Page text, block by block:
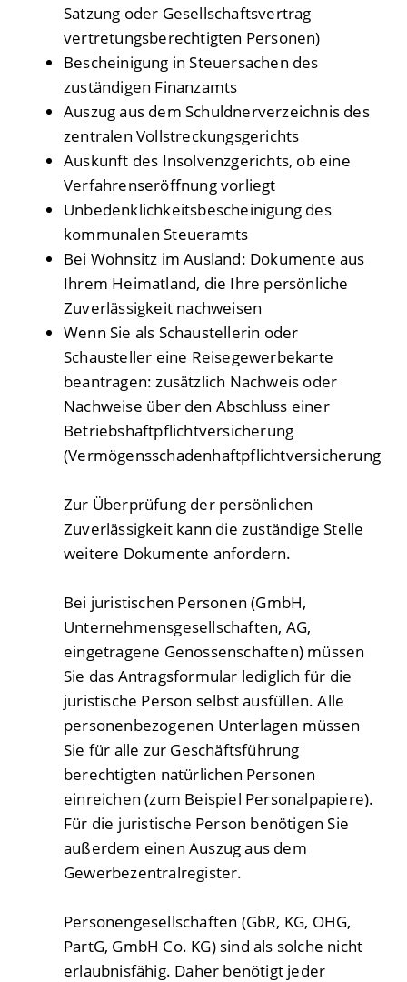
Satzung oder Gesellschaftsvertrag
vertretungsberechtigten Personen)
Bescheinigung in Steuersachen des
zuständigen Finanzamts
Auszug aus dem Schuldnerverzeichnis des
zentralen Vollstreckungsgerichts
Auskunft des Insolvenzgerichts, ob eine
Verfahrenseröffnung vorliegt
Unbedenklichkeitsbescheinigung des
kommunalen Steueramts
Bei Wohnsitz im Ausland: Dokumente aus
Ihrem Heimatland, die Ihre persönliche
Zuverlässigkeit nachweisen
Wenn Sie als Schaustellerin oder
Schausteller eine Reisegewerbekarte
beantragen: zusätzlich Nachweis oder
Nachweise über den Abschluss einer
Betriebshaftpflichtversicherung
(Vermögensschadenhaftpflichtversicherung
Zur Überprüfung der persönlichen
Zuverlässigkeit kann die zuständige Stelle
weitere Dokumente anfordern.
Bei juristischen Personen (GmbH,
Unternehmensgesellschaften, AG,
eingetragene Genossenschaften) müssen
Sie das Antragsformular lediglich für die
juristische Person selbst ausfüllen. Alle
personenbezogenen Unterlagen müssen
Sie für alle zur Geschäftsführung
berechtigten natürlichen Personen
einreichen (zum Beispiel Personalpapiere).
Für die juristische Person benötigen Sie
außerdem einen Auszug aus dem
Gewerbezentralregister.
Personengesellschaften (GbR, KG, OHG,
PartG, GmbH Co. KG) sind als solche nicht
erlaubnisfähig. Daher benötigt jeder